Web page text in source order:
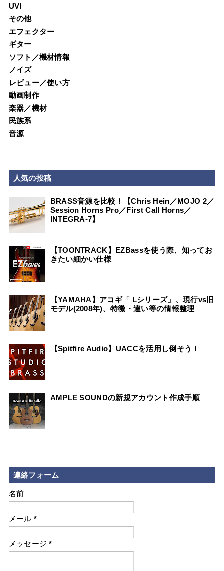
UVI
その他
エフェクター
ギター
ソフト／機材情報
ノイズ
レビュー／使い方
動画制作
楽器／機材
民族系
音源
人気の投稿
BRASS音源を比較！【Chris Hein／MOJO 2／
Session Horns Pro／First Call Horns／
INTEGRA-7】
【TOONTRACK】EZBassを使う際、知ってお
きたい細かい仕様
【YAMAHA】アコギ「 Lシリーズ」、現行vs旧
モデル(2008年)、特徴・違い等の情報整理
【Spitfire Audio】UACCを活用し倒そう！
AMPLE SOUNDの新規アカウント作成手順
連絡フォーム
名前
メール *
メッセージ*